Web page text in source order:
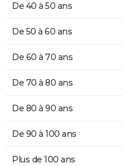
De 40 à 50 ans
De 50 à 60 ans
De 60 à 70 ans
De 70 à 80 ans
De 80 à 90 ans
De 90 à 100 ans
Plus de 100 ans